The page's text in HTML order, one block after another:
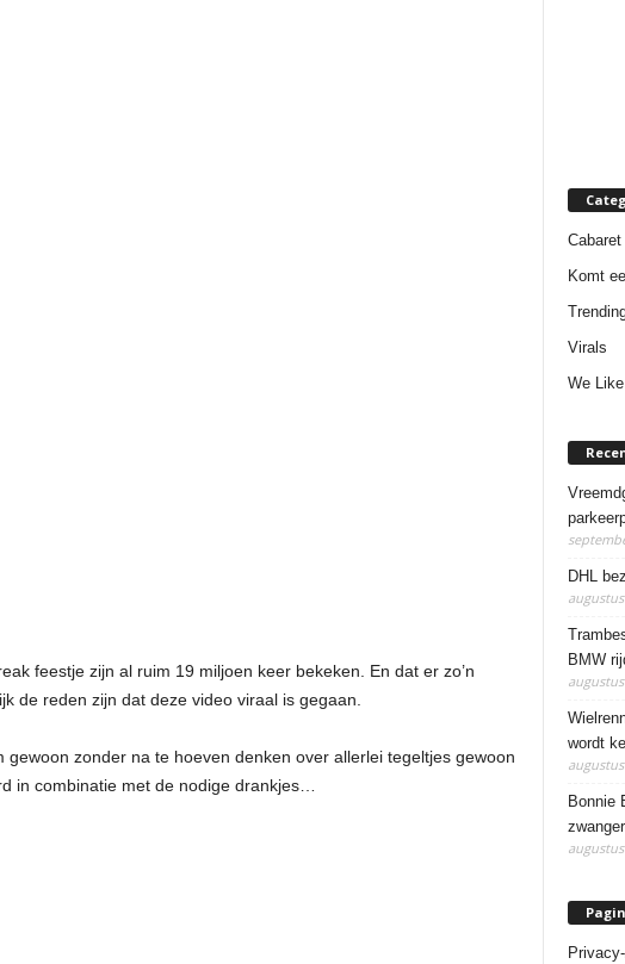
feestje zijn al ruim 19 miljoen keer bekeken. En dat er zo’n
de reden zijn dat deze video viraal is gegaan.
gewoon zonder na te hoeven denken over allerlei tegeltjes gewoon
in combinatie met de nodige drankjes…
Cabaret
Komt
Virals
We
DHL
BMW
wordt
Bonnie